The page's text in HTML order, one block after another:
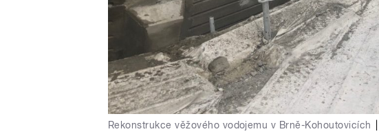
Rekonstrukce věžového vodojemu v Brně-Kohoutovicích